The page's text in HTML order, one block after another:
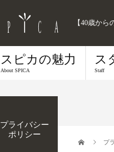
【40歳か
スピカの魅力
About SPICA
ス
Staff
プライバシー
ポリシー
プ